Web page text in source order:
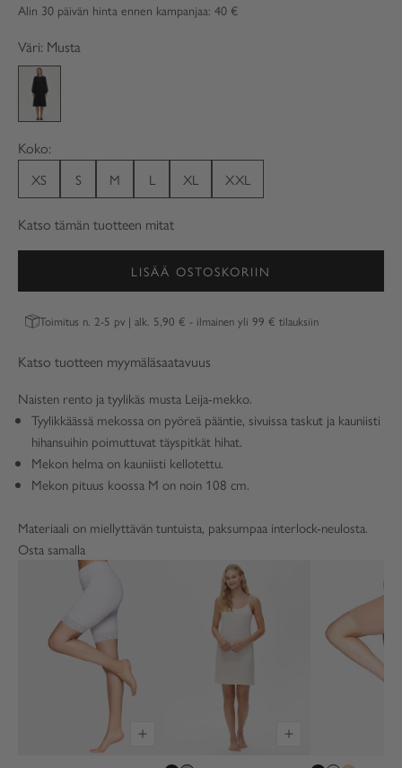
Alin 30 päivän hinta ennen kampanjaa: 40 €
Väri: Musta
Musta
Koko:
XS S M L XL XXL
Katso tämän tuotteen mitat
LISÄÄ OSTOSKORIIN
Toimitus n. 2-5 pv | alk. 5,90 € - ilmainen yli 99 € tilauksiin
Katso tuotteen myymäläsaatavuus
Naisten rento ja tyylikäs musta Leija-mekko.
Tyylikkäässä mekossa on pyöreä pääntie, sivuissa taskut ja kauniisti
hihansuihin poimuttuvat täyspitkät hihat.
Mekon helma on kauniisti kellotettu.
Mekon pituus koossa M on noin 108 cm.
Materiaali on miellyttävän tuntuista, paksumpaa interlock-neulosta.
Osta samalla